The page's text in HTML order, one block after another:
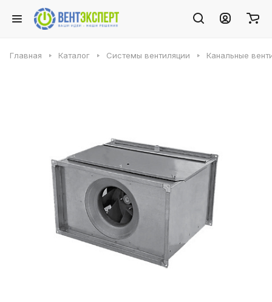
Главная Каталог Системы вентиляции Канальные